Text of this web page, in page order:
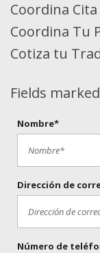
Coordina
Coordina Tu
Cotiza tu
Fields
Nombre*
Dirección de
Número de